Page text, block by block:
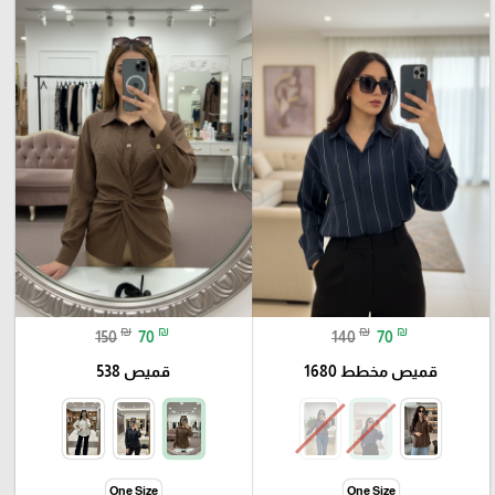
140 ₪ 70 ₪
قميص مخطط 1680
One Size
150 ₪ 70 ₪
قميص 538
One Size